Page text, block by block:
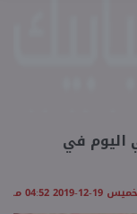
اليوم في
19-12-2019 04:52 مـ